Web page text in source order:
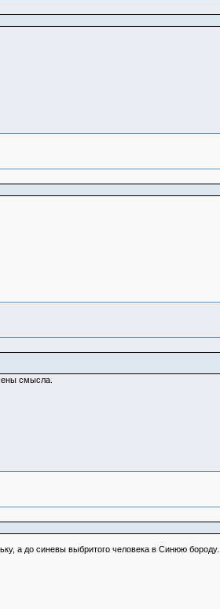
смысла.
а до синевы выбритого человека в Синюю бороду...